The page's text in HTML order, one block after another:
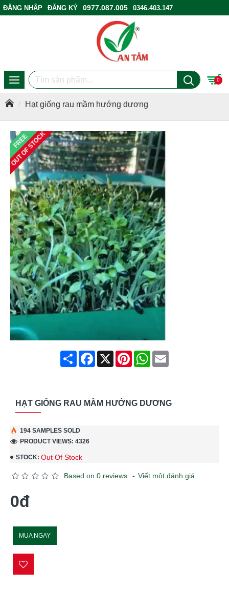
ĐĂNG NHẬP ĐĂNG KÝ 0977.087.005
0346.403.147
0
Hạt giống rau mầm hướng dương
FREE
OUT OF STOCK
ShareFacebook
X PinterestWhatsApp
Email
HẠT GIỐNG RAU MẦM HƯỚNG DƯƠNG
STOCK: Out Of Stock
194 SAMPLES SOLD
PRODUCT VIEWS: 4326
Based on 0 reviews. - Viết một đánh giá
0đ
MUA NGAY